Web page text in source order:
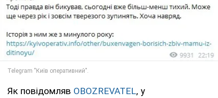
Як повідомляв OBOZREVATEL, у